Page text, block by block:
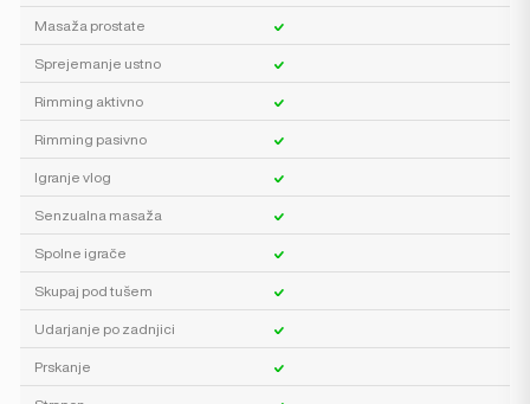
Masaža prostate
Sprejemanje ustno
Rimming aktivno
Rimming pasivno
Igranje vlog
Senzualna masaža
Spolne igrače
Skupaj pod tušem
Udarjanje po zadnjici
Prskanje